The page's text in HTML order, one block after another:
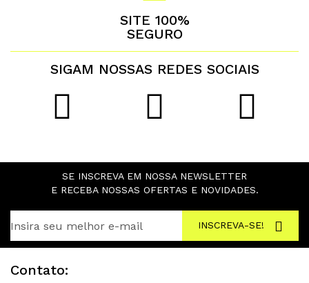
SITE 100%
SEGURO
SIGAM NOSSAS REDES SOCIAIS
SE INSCREVA EM NOSSA NEWSLETTER
E RECEBA NOSSAS OFERTAS E NOVIDADES.
INSCREVA-SE!
Contato: